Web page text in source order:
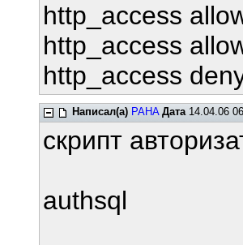
http_access
http_access
http_access
Написал(а) PAHA Дата14.04.06
скрипт
authsql